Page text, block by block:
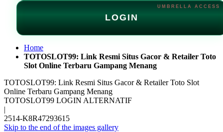
LOGIN
Home
TOTOSLOT99: Link Resmi Situs Gacor & Retailer Toto
Slot Online Terbaru Gampang Menang
TOTOSLOT99: Link Resmi Situs Gacor & Retailer Toto Slot
Online Terbaru Gampang Menang
TOTOSLOT99 LOGIN ALTERNATIF
|
2514-K8R47293615
Skip to the end of the images gallery